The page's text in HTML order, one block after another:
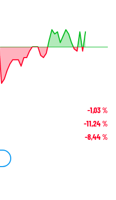
-1,03%
-11,24%
-8,44%